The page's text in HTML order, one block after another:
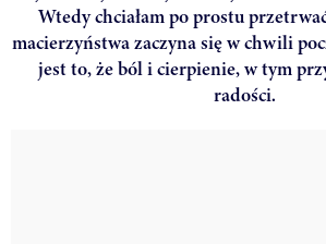
Wtedy chciałam po prostu
macierzyństwa zaczyna się w chwili
jest to, że ból i cierpienie, w tym
radości.